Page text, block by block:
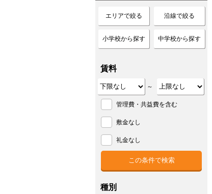
エリアで絞る 沿線で絞る
小学校から探す 中学校から探す
賃料
～
管理費・共益費を含む
敷金なし
礼金なし
種別